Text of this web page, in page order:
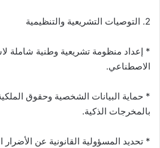
2. التوصيات التشريعية والتنظيمية
* إعداد منظومة تشريعية وطنية شاملة
الاصطناعي.
* حماية البيانات الشخصية وحقوق
بالمخرجات الذكية.
* تحديد المسؤولية القانونية عن الأضرار